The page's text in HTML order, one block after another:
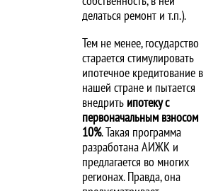
делаться ремонт и т.п.).
Тем не менее, государство
старается стимулировать
ипотечное кредитование в
нашей стране и пытается
внедрить ипотеку с
первоначальным взносом
10%. Такая программа
разработана АИЖК и
предлагается во многих
регионах. Правда, она